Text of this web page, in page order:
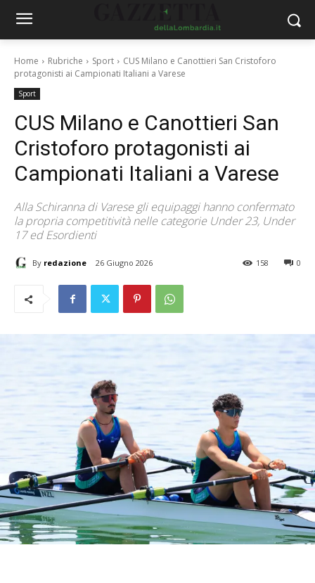
Home Rubriche Sport
CUS Milano e Canottieri San Cristoforo
protagonisti ai Campionati Italiani a Varese
Sport
CUS Milano e Canottieri San
Cristoforo protagonisti ai
Campionati Italiani a Varese
Alla Schiranna di Varese gli equipaggi hanno confermato
la propria competitività nelle categorie Under 23, Under
17 ed Esordienti
By redazione 26 Giugno 2026 0
158